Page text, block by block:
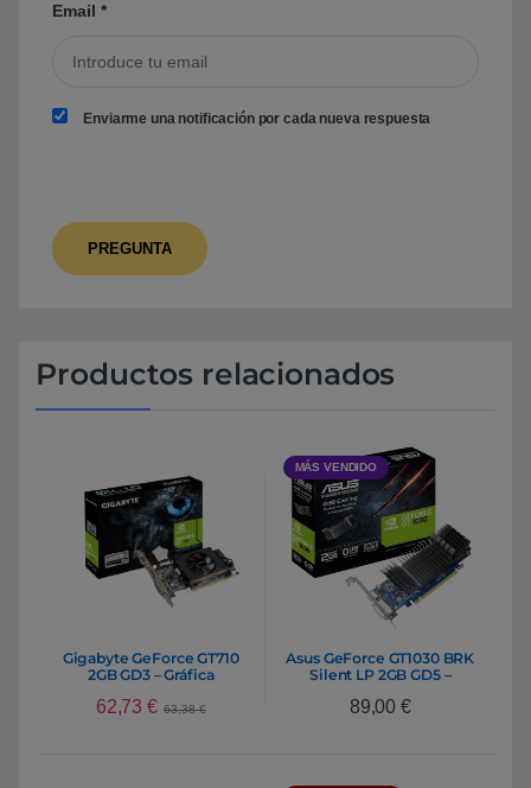
Email *
Enviarme una notificación por cada nueva respuesta
Productos relacionados
Gigabyte GeForce GT710
2GB GD3 – Gráfica
62,73€ 63,38€
MÁS VENDIDO
Asus GeForce GT1030 BRK
Silent LP 2GB GD5 –
89,00 €